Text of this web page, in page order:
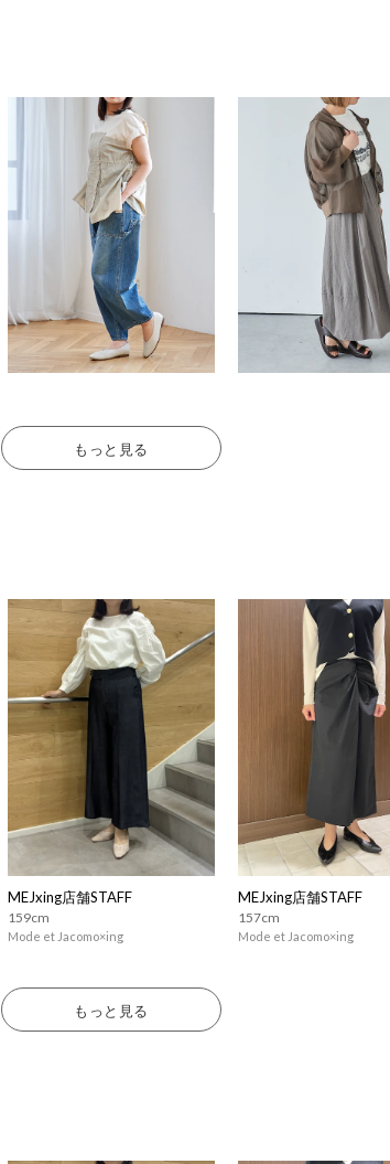
もっと見る
MEJxing店舗STAFF
159cm
Mode et Jacomo×ing
MEJxing店舗STAFF
157cm
Mode et Jacomo×ing
もっと見る